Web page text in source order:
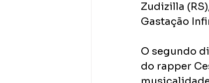
Zudizilla
Gastação
O segundo
do rapper